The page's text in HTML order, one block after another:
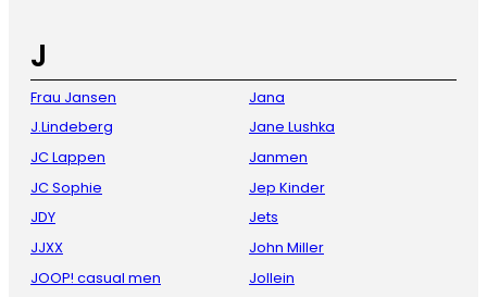
J
Frau Jansen
J.Lindeberg
JC Lappen
JC Sophie
JDY
JJXX
JOOP! casual men
Jana
Jane Lushka
Janmen
Jep Kinder
Jets
John Miller
Jollein